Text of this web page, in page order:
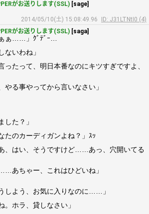
がお送りします(SSL) [sage]
2014/05/10(土) 15:08:49.96
ID: J31LTNtI0 (4)
がお送りします(SSL) [saga]
ぁ……」ｸﾞﾃﾞｰ…
ないわね」
ったって、明日本番なのにキツすぎですよ、
やる事やってから言いなさい」
した？」
たのカーディガンよね？」ｽｯ
、はい、そうですけど……あっ、穴開いてる
あちゃー、これはひどいね」
しよう、お気に入りなのに……」
。ホラ、貸しなさい」